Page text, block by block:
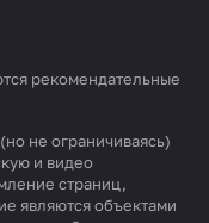
рекомендательные
не ограничиваясь)
и видео
страниц,
являются объектами